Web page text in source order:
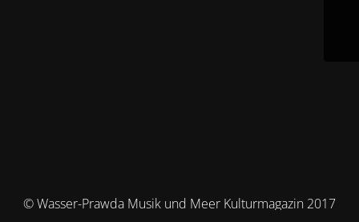
© Wasser-Prawda Musik und Meer Kulturmagazin 2017